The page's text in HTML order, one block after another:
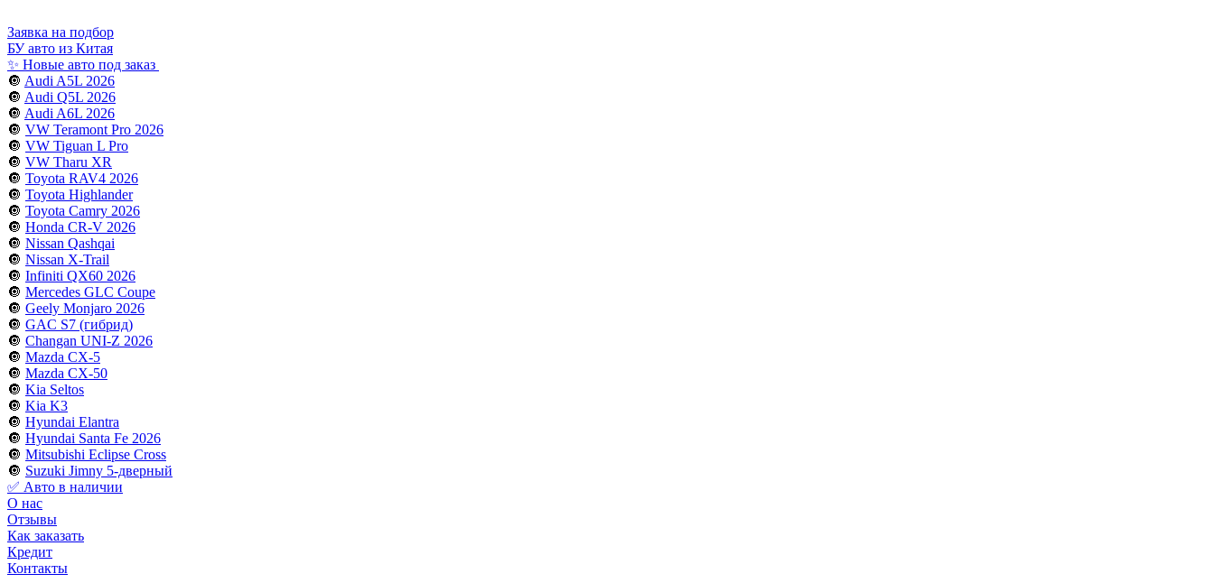
Заявка на подбор
БУ авто из Китая
✨ Новые авто под заказ
🔘 Audi A5L 2026
🔘 Audi Q5L 2026
🔘 Audi A6L 2026
🔘 VW Teramont Pro 2026
🔘 VW Tiguan L Pro
🔘 VW Tharu XR
🔘 Toyota RAV4 2026
🔘 Toyota Highlander
🔘 Toyota Camry 2026
🔘 Honda CR-V 2026
🔘 Nissan Qashqai
🔘 Nissan X-Trail
🔘 Infiniti QX60 2026
🔘 Mercedes GLC Coupe
🔘 Geely Monjaro 2026
🔘 GAC S7 (гибрид)
🔘 Changan UNI-Z 2026
🔘 Mazda CX-5
🔘 Mazda CX-50
🔘 Kia Seltos
🔘 Kia K3
🔘 Hyundai Elantra
🔘 Hyundai Santa Fe 2026
🔘 Mitsubishi Eclipse Cross
🔘 Suzuki Jimny 5-дверный
✅ Авто в наличии
О нас
Отзывы
Как заказать
Кредит
Контакты